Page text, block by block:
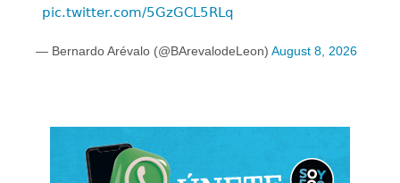
pic.twitter.com/5GzGCL5RLq
— Bernardo Arévalo (@BArevalodeLeon) August 8, 2026